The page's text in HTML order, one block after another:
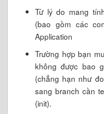
Từ lý do mang
(bao gồm các
Application
Trường hợp bạn
không được bao
(chẳng hạn như
sang branch cần
(init).